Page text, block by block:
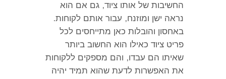
החשיבות של אותו ציוד, גם אם הוא
נראה ישן ומוזנח, עבור אותם לקוחות.
באחסון והובלות כאן מתייחסים לכל
פריט ציוד כאילו הוא החשוב ביותר
שאיתו הם עבדו, והם מספקים ללקוחות
את האפשרות לדעת שהוא תמיד יהיה